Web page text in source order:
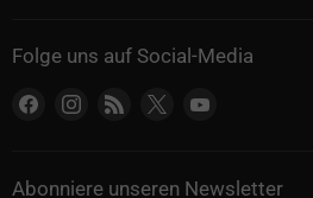
Folge uns auf Social-Media
Finden Sie uns auf Facebook
Finden Sie uns auf Instagram
Finden Sie uns auf RSS
Finden Sie uns auf X
Abonniere unseren Newsletter